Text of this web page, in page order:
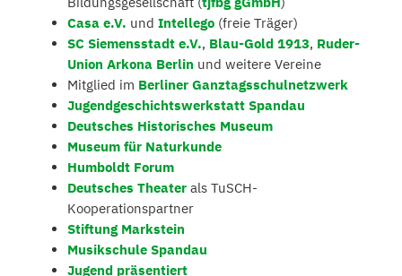
Casa e.V. und Intellego(freie Träger)
SC Siemensstadt e.V., Blau-Gold 1913, Ruder-
Union Arkona Berlin und weitere Vereine
Mitglied im Berliner Ganztagsschulnetzwerk
Jugendgeschichtswerkstatt Spandau
Deutsches Historisches Museum
Museum für Naturkunde
Humboldt Forum
Deutsches Theaterals TuSCH-
Kooperationspartner
Stiftung Markstein
Musikschule Spandau
Jugend präsentiert